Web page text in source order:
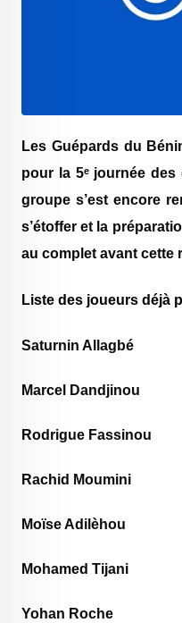
Les Guépards du
pour la 5ᵉ journée
groupe s’est encore
s’étoffer et la
au complet avant cette
Liste des joueurs déjà
Saturnin Allagbé
Marcel Dandjinou
Rodrigue Fassinou
Rachid Moumini
Moïse Adilèhou
Mohamed Tijani
Yohan Roche